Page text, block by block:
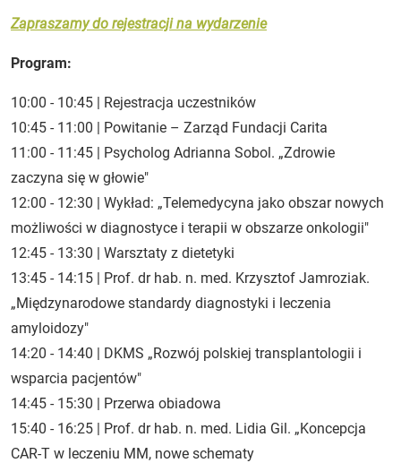
Zapraszamy do rejestracji na wydarzenie
Program:
10:00 - 10:45 | Rejestracja uczestników
10:45 - 11:00 | Powitanie – Zarząd Fundacji Carita
11:00 - 11:45 | Psycholog Adrianna Sobol. „Zdrowie
zaczyna się w głowie"
12:00 - 12:30 | Wykład: „Telemedycyna jako obszar nowych
możliwości w diagnostyce i terapii w obszarze onkologii"
12:45 - 13:30 | Warsztaty z dietetyki
13:45 - 14:15 | Prof. dr hab. n. med. Krzysztof Jamroziak.
„Międzynarodowe standardy diagnostyki i leczenia
amyloidozy"
14:20 - 14:40 | DKMS „Rozwój polskiej transplantologii i
wsparcia pacjentów"
14:45 - 15:30 | Przerwa obiadowa
15:40 - 16:25 | Prof. dr hab. n. med. Lidia Gil. „Koncepcja
CAR-T w leczeniu MM, nowe schematy